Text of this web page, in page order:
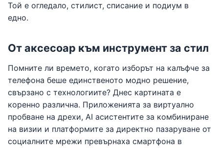
Той е огледало, стилист, списание и подиум в
едно.
От аксесоар към инструмент за стил
Помните ли времето, когато изборът на калъфче за
телефона беше единственото модно решение,
свързано с технологиите? Днес картината е
коренно различна. Приложенията за виртуално
пробване на дрехи, AI асистентите за комбиниране
на визии и платформите за директно пазаруване от
социалните мрежи превърнаха смартфона в